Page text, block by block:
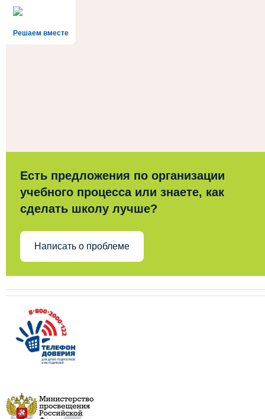
Решаем вместе
Есть предложения по организации
учебного процесса или знаете, как
сделать школу лучше?
Написать о проблеме